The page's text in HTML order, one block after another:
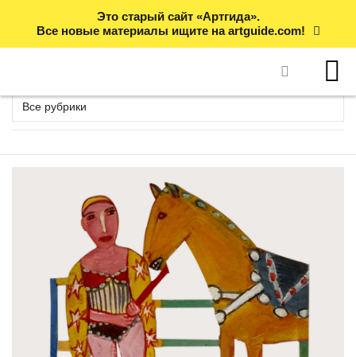
Это старый сайт «Артгида».
Все новые материалы ищите на artguide.com!
Все рубрики